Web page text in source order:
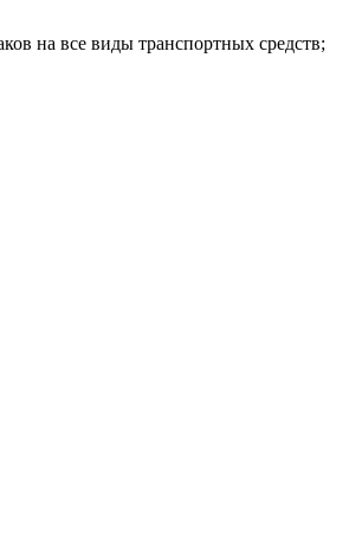
на все виды транспортных средств;